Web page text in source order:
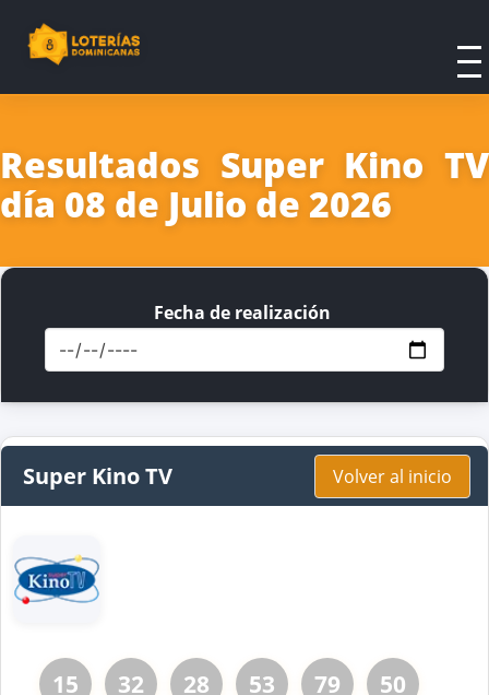
Resultados Super Kino TV
día 08 de Julio de 2026
Fecha de realización
Super Kino TV Volver al inicio
15 32 28 53 79
50